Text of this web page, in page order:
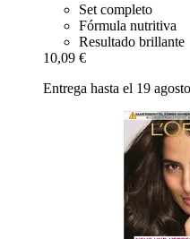
Set completo
Fórmula nutritiva
Resultado brillante
10,09 €
Entrega hasta el 19 agosto